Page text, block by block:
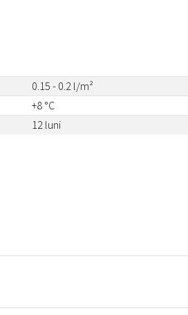
0.15 - 0.2 l/m²
+8 °C
12 luni